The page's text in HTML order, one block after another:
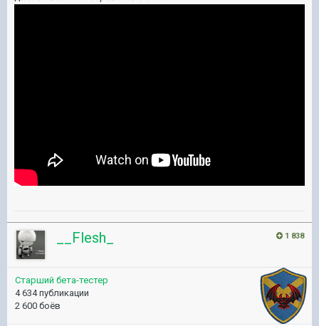
1 838
__Flesh_
Старший бета-тестер
4 634 публикации
2 600 боёв